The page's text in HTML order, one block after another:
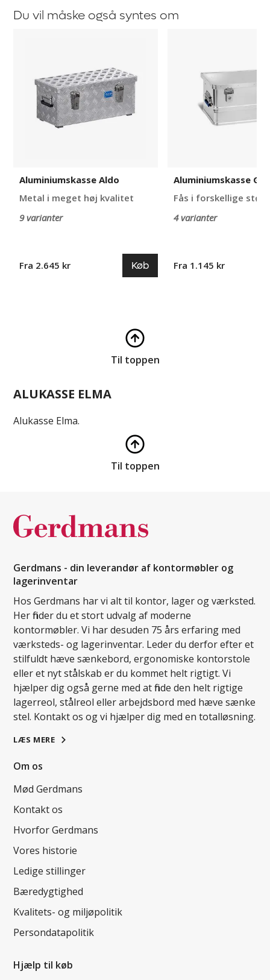
Du vil måske også syntes om
Aluminiumskasse Aldo
Metal i meget høj kvalitet
9 varianter
Fra 2.645 kr Køb
Aluminiumskasse
Fås i forskellige
4 varianter
Fra 1.145 kr
Til toppen
ALUKASSE ELMA
Alukasse Elma.
Til toppen
Gerdmans - din leverandør af kontormøbler og
lagerinventar
Hos Gerdmans har vi alt til kontor, lager og værksted.
Her finder du et stort udvalg af moderne
kontormøbler. Vi har desuden 75 års erfaring med
værksteds- og lagerinventar. Leder du derfor efter et
stilfuldt hæve sænkebord, ergonomiske kontorstole
eller et nyt stålskab er du kommet helt rigtigt. Vi
hjælper dig også gerne med at finde den helt rigtige
lagerreol, stålreol eller arbejdsbord med hæve sænke
stel. Kontakt os og vi hjælper dig med en totalløsning.
LÆS MERE
Om os
Mød Gerdmans
Kontakt os
Hvorfor Gerdmans
Vores historie
Ledige stillinger
Bæredygtighed
Kvalitets- og miljøpolitik
Persondatapolitik
Hjælp til køb